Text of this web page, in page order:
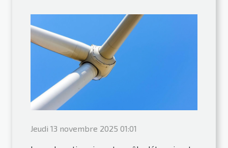
Jeudi 13 novembre 2025 01:01